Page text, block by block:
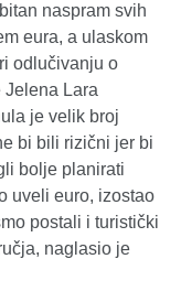
naspram svih
eura, a ulaskom
odlučivanju o
Lara
je velik broj
bi bili rizični jer bi
bolje planirati
uveli euro, izostao
postali i turistički
naglasio je